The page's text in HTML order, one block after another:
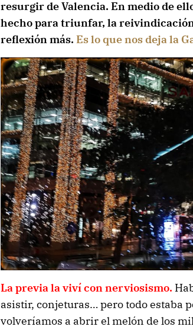
resurgir de Valencia. En medio de
hecho para triunfar, la
reflexión más. Es lo que nos deja la
La previa la viví con nerviosismo.
asistir, conjeturas… pero todo estaba
volveríamos a abrir el melón de los